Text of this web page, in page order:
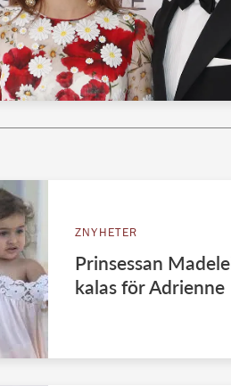
ZNYHETER
Prinsessan
kalas för Adrienne